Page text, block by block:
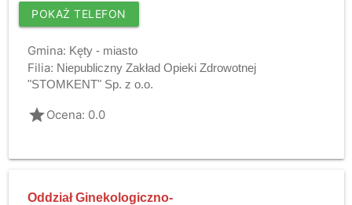
POKAŻ TELEFON
Gmina: Kęty - miasto
Filia: Niepubliczny Zakład Opieki Zdrowotnej
"STOMKENT" Sp. z o.o.
gradeOcena: 0.0
Oddział Ginekologiczno-